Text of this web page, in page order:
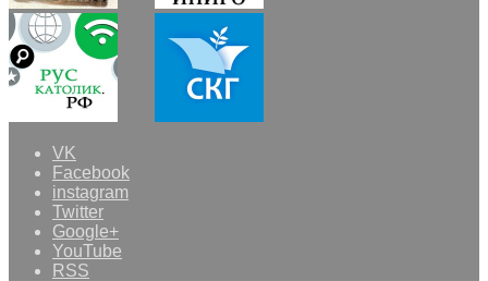
VK
Facebook
instagram
Twitter
Google+
YouTube
RSS